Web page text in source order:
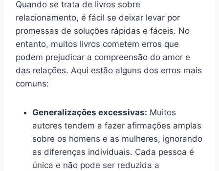
Quando se trata de livros sobre
relacionamento, é fácil se deixar levar por
promessas de soluções rápidas e fáceis. No
entanto, muitos livros cometem erros que
podem prejudicar a compreensão do amor e
das relações. Aqui estão alguns dos erros mais
comuns:
Generalizações excessivas: Muitos
autores tendem a fazer afirmações amplas
sobre os homens e as mulheres, ignorando
as diferenças individuais. Cada pessoa é
única e não pode ser reduzida a